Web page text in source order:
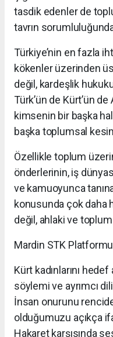
tasdik edenler de
tavrın
Türkiye’nin en fazla
kökenler üzerinden
değil, kardeşlik
Türk’ün de Kürt’ün de
kimsenin bir başka
başka toplumsal
Özellikle toplum
önderlerinin, iş
ve kamuoyunca
konusunda çok daha
değil, ahlaki ve
Mardin STK
Kürt kadınlarını hedef
söylemi ve ayrımcı
İnsan onurunu rencide
olduğumuzu açıkça
Hakaret karşısında